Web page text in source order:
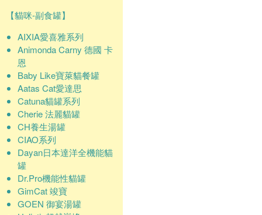
【貓咪-副食罐】
AIXIA愛喜雅系列
Animonda Carny 德國 卡
恩
Baby Like寶萊貓餐罐
Aatas Cat愛達思
Catuna貓罐系列
Cherie 法麗貓罐
CH養生湯罐
CIAO系列
Dayan日本達洋全機能貓
罐
Dr.Pro機能性貓罐
GimCat 竣寶
GOEN 御宴湯罐